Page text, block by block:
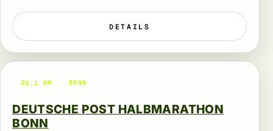
DETAILS
21,1 KM BONN
DEUTSCHE POST HALBMARATHON
BONN